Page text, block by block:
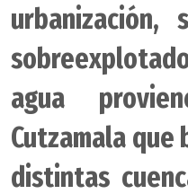
urbanización,
agua
Cutzamala que
distintas